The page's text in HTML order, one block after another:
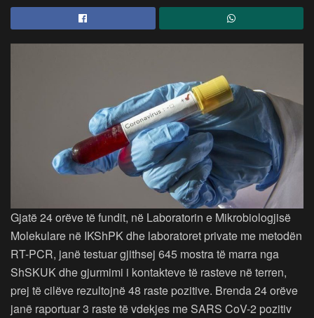
Gjatë 24 orëve të fundit, në Laboratorin e Mikrobiologjisë
Molekulare në IKShPK dhe laboratoret private me metodën
RT-PCR, janë testuar gjithsej 645 mostra të marra nga
ShSKUK dhe gjurmimi i kontakteve të rasteve në terren,
prej të cilëve rezultojnë 48 raste pozitive. Brenda 24 orëve
janë raportuar 3 raste të vdekjes me SARS CoV-2 pozitiv